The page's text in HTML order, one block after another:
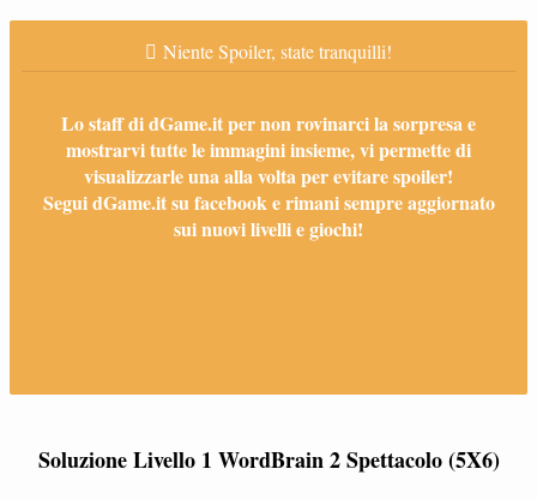
Niente Spoiler, state tranquilli!
Lo staff di dGame.it per non rovinarci la sorpresa e
mostrarvi tutte le immagini insieme, vi permette di
visualizzarle una alla volta per evitare spoiler!
Segui dGame.it su facebook e rimani sempre aggiornato
sui nuovi livelli e giochi!
Soluzione Livello 1 WordBrain 2 Spettacolo (5X6)